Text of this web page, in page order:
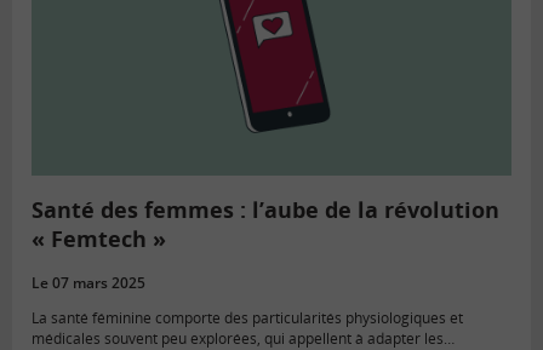
Santé des femmes : l’aube de la révolution
« Femtech »
Le 07 mars 2025
La santé féminine comporte des particularités physiologiques et
médicales souvent peu explorées, qui appellent à adapter les